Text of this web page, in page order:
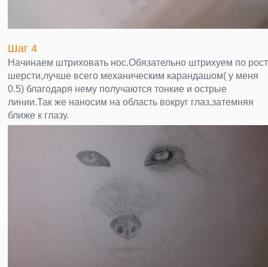
Шаг 4
Начинаем штриховать нос.Обязательно штрихуем по
шерсти,лучше всего механическим карандашом( у меня
0.5) благодаря нему получаются тонкие и острые
линии.Так же наносим на область вокруг глаз,затемняя
ближе к глазу.